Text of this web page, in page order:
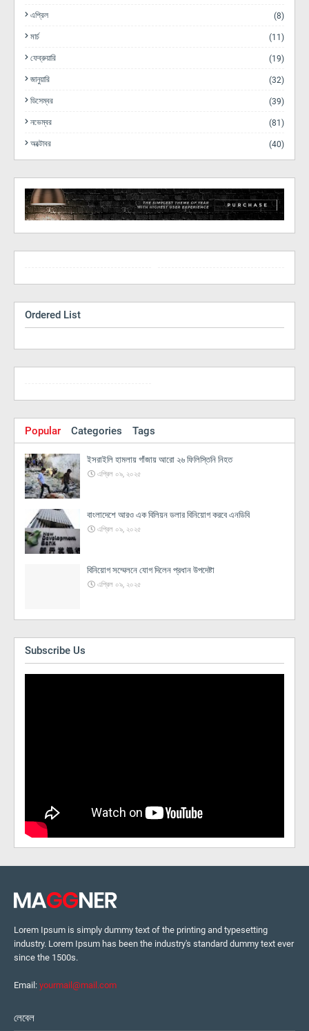
এপ্রিল (8)
মার্চ (11)
ফেব্রুয়ারি (19)
জানুয়ারি (32)
ডিসেম্বর (39)
নভেম্বর (81)
অক্টোবর (40)
Ordered List
Popular Categories Tags
ইসরাইলি হামলায় গাঁজায় আরো ২৬ ফিলিস্তিনি নিহত
এপ্রিল ০৯, ২০২৫
বাংলাদেশে আরও এক বিলিয়ন ডলার বিনিয়োগ করবে এনডিবি
এপ্রিল ০৯, ২০২৫
বিনিয়োগ সম্মেলনে যোগ দিলেন প্রধান উপদেষ্টা
এপ্রিল ০৯, ২০২৫
Subscribe Us
Lorem Ipsum is simply dummy text of the printing and typesetting
industry. Lorem Ipsum has been the industry's standard dummy text ever
since the 1500s.
Email: yourmail@mail.com
লেবেল